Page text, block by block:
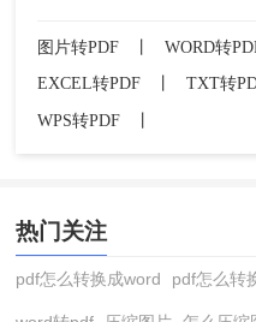
图片转PDF 丨 WORD转
EXCEL转PDF
TXT转
WPS转PDF
热门关注
pdf怎么转换成word pdf怎么转